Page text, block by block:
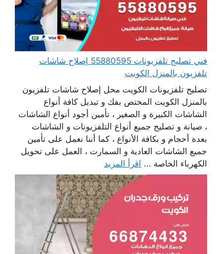
فني تصليح تلفزيونات 55880595 إصلاح شاشات
تلفزيون بالمنزل الكويت
تصليح تلفزيونات الكويت محل إصلاح شاشات تلفزيون
بالمنزل الكويت المختص بفك و تبديل كافة أنواع
الشاشات الكبيرة و الصغير ، تأمين أجود أنواع الشاشات
، صيانة و تصليح جميع أنواع التلفزيونات و الشاشات
بعدة أحجام و بكافة الأنواع ، كما أننا نعمل على تأمين
جميع الشاشات العادية و السمارت ، العمل على تحويل
الكهرباء الخاصة ... اقرأ المزيد